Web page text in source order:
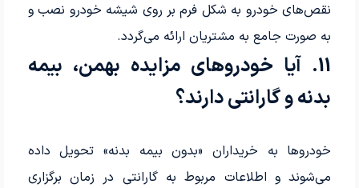
نقص‌های خودرو به شکل فرم بر روی شیشه خودرو نصب و
به صورت جامع به مشتریان ارائه می‌گردد.
11. آیا خودروهای مزایده بهمن، بیمه
بدنه و گارانتی دارند؟
خودروها به خریداران «بدون بیمه بدنه» تحویل داده
می‌شوند و اطلاعات مربوط به گارانتی در زمان برگزاری